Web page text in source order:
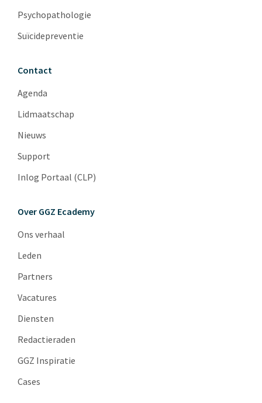
Psychopathologie
Suïcidepreventie
Contact
Agenda
Lidmaatschap
Nieuws
Support
Inlog Portaal (CLP)
Over GGZ Ecademy
Ons verhaal
Leden
Partners
Vacatures
Diensten
Redactieraden
GGZ Inspiratie
Cases